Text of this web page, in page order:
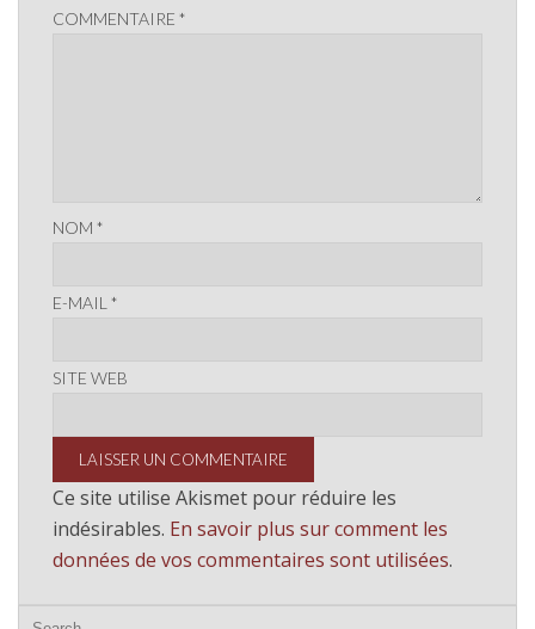
COMMENTAIRE *
NOM *
E-MAIL *
SITE WEB
Ce site utilise Akismet pour réduire les
indésirables. En savoir plus sur comment les
données de vos commentaires sont utilisées.